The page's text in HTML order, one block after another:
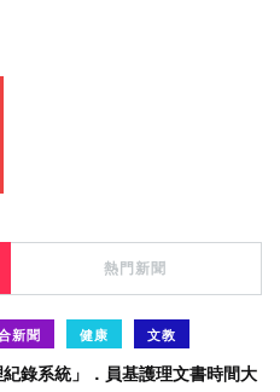
熱門新聞
新聞 健康 文教
錄系統」．員基護理文書時間大